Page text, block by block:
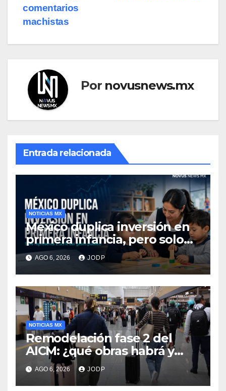
comentarios
machistas
Por novusnews.mx
Entrada relacionada
NOTICIAS MX
México duplica inversión en
primera infancia, pero solo
destina 2.53% del gasto
público
AGO 6, 2026 JODP
NOTICIAS MX
Remodelación fase 2 del
AICM: ¿qué obras habrá y
afectarán los vuelos durante
2026 y 2027?
AGO 6, 2026 JODP